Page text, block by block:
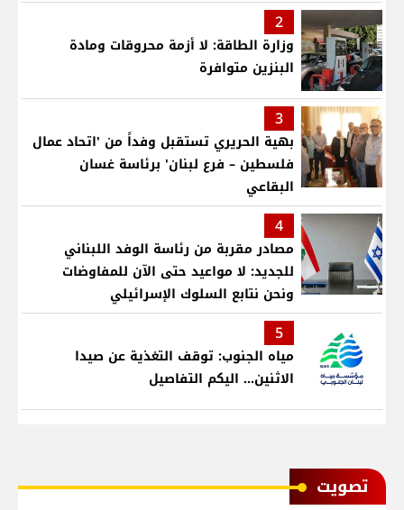
2
وزارة الطاقة: لا أزمة محروقات ومادة
البنزين متوافرة
3
بهية الحريري تستقبل وفداً من 'اتحاد عمال
فلسطين – فرع لبنان' برئاسة غسان
البقاعي
4
مصادر مقربة من رئاسة الوفد اللبناني
للجديد: لا مواعيد حتى الآن للمفاوضات
ونحن نتابع السلوك الإسرائيلي
5
مياه الجنوب: توقف التغذية عن صيدا
الاثنين... اليكم التفاصيل
ﺗﺼﻮﻳﺖ